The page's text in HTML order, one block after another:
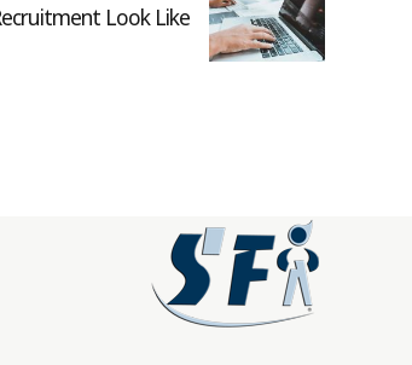
Look Like?